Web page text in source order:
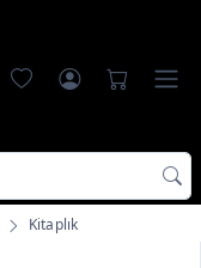
Kitaplık